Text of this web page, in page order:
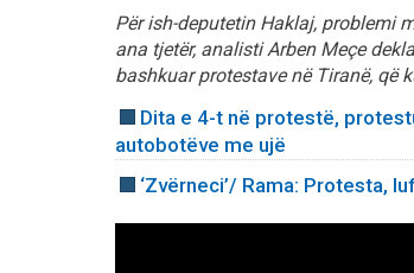
Për ish-deputetin Haklaj, problemi
ana tjetër, analisti Arben Meçe
bashkuar protestave në Tiranë, që
Dita e 4-t në protestë,
autobotëve me ujë
‘Zvërneci’/ Rama: Protesta,